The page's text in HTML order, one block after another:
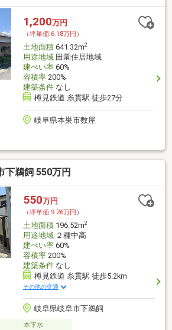
1,200万円
（坪単価:6.18万円）
土地面積641.32m2
用途地域田園住居地域
建ぺい率60%
容積率200%
建築条件なし
樽見鉄道 糸貫駅 徒歩27分
岐阜県本巣市数屋
下鵜飼 550万円
550万円
（坪単価:9.26万円）
土地面積196.52m2
用途地域２種中高
建ぺい率60%
容積率200%
建築条件なし
樽見鉄道 糸貫駅 徒歩5.2km
その他の交通
岐阜県岐阜市下鵜飼
本下水